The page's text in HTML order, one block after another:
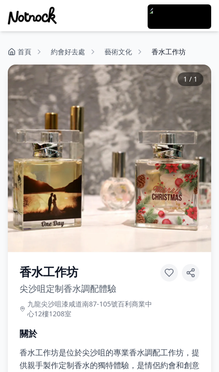
首頁 約會好去處 藝術文化 香水工作坊
1 / 1
香水工作坊
尖沙咀定制香水調配體驗
九龍尖沙咀漆咸道南87-105號百利商業中
心12樓1208室
關於
香水工作坊是位於尖沙咀的專業香水調配工作坊，提
供親手製作定制香水的獨特體驗，是情侶約會和創意